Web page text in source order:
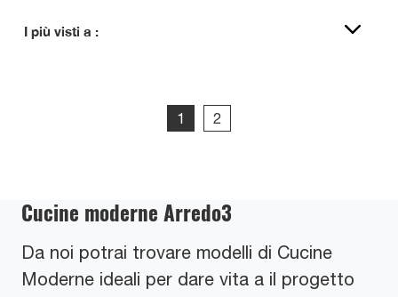
I più visti a :
1 2
Cucine moderne Arredo3
Da noi potrai trovare modelli di Cucine
Moderne ideali per dare vita a il progetto